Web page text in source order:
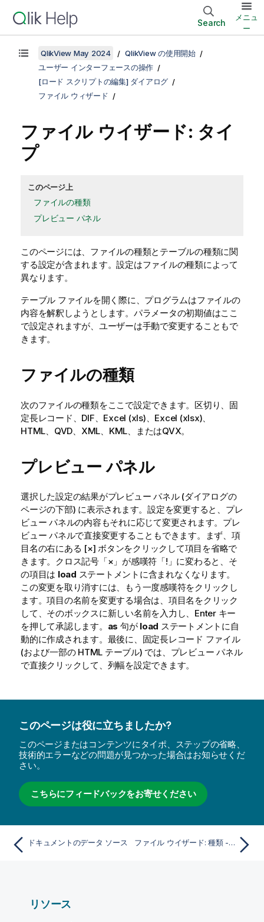
Search
メニュ
ー
QlikView May 2024
QlikView の使用開始
ユーザー インターフェースの操作
[ロード スクリプトの編集] ダイアログ
ファイル ウィザード
ファイル ウイザード: タイ
プ
このページ上
ファイルの種類
プレビュー パネル
このページには、ファイルの種類とテーブルの種類に関
する設定が含まれます。設定はファイルの種類によって
異なります。
テーブル ファイルを開く際に、プログラムはファイルの
内容を解釈しようとします。パラメータの初期値はここ
で設定されますが、ユーザーは手動で変更することもで
きます。
ファイルの種類
次のファイルの種類をここで設定できます。区切り、固
定長レコード、DIF、Excel (xls)、Excel (xlsx)、
HTML、QVD、XML 、KML 、またはQVX。
プレビュー パネル
選択した設定の結果がプレビュー パネル (ダイアログの
ページの下部) に表示されます。設定を変更すると、プレ
ビュー パネルの内容もそれに応じて変更されます。プレ
ビュー パネルで直接変更することもできます。まず、項
目名の右にある [×] ボタンをクリックして項目を省略で
きます。クロス記号「×」が感嘆符「!」に変わると、そ
の項目は load ステートメントに含まれなくなります。
この変更を取り消すには、もう一度感嘆符をクリックし
ます。項目の名前を変更する場合は、項目名をクリック
して、そのボックスに新しい名前を入力し、Enter キー
を押して承認します。 as 句が load ステートメントに自
動的に作成されます。最後に、固定長レコード ファイル
(および一部の HTML テーブル) では、プレビュー パネル
で直接クリックして、列幅を設定できます。
このページは役に立ちましたか?
このページまたはコンテンツにタイポ、ステップの省略、
技術的エラーなどの問題が見つかった場合はお知らせくだ
さい。
こちらにフィードバックをお寄せください
ドキュメントのデータ ソース ファイル ウイザード: 種類 - 区切り記号
リソース